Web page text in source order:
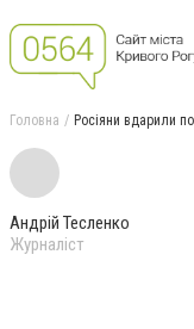
Головна Росіяни вдарили
Андрій Тесленко
Журналіст